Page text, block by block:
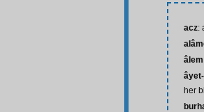
acz:
âlem
her